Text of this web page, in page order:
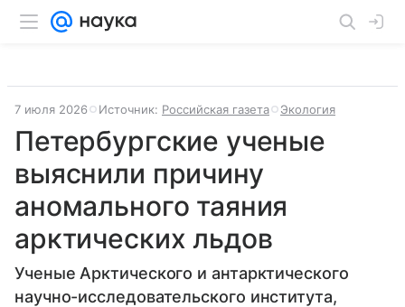
7 июля 2026 Источник: Российская газета Экология
Петербургские ученые
выяснили причину
аномального таяния
арктических льдов
Ученые Арктического и антарктического
научно-исследовательского института,